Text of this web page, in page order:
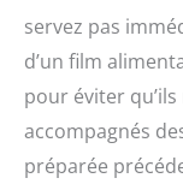
servez pas
d’un film
pour éviter
accompagnés
préparée